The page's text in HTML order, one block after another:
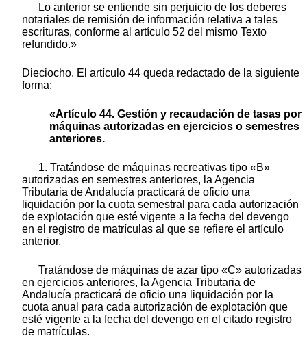
Lo anterior se entiende sin perjuicio de los deberes
notariales de remisión de información relativa a tales
escrituras, conforme al artículo 52 del mismo Texto
refundido.»
Dieciocho. El artículo 44 queda redactado de la siguiente
forma:
«Artículo 44. Gestión y recaudación de tasas por
máquinas autorizadas en ejercicios o semestres
anteriores.
1. Tratándose de máquinas recreativas tipo «B»
autorizadas en semestres anteriores, la Agencia
Tributaria de Andalucía practicará de oficio una
liquidación por la cuota semestral para cada autorización
de explotación que esté vigente a la fecha del devengo
en el registro de matrículas al que se refiere el artículo
anterior.
Tratándose de máquinas de azar tipo «C» autorizadas
en ejercicios anteriores, la Agencia Tributaria de
Andalucía practicará de oficio una liquidación por la
cuota anual para cada autorización de explotación que
esté vigente a la fecha del devengo en el citado registro
de matrículas.